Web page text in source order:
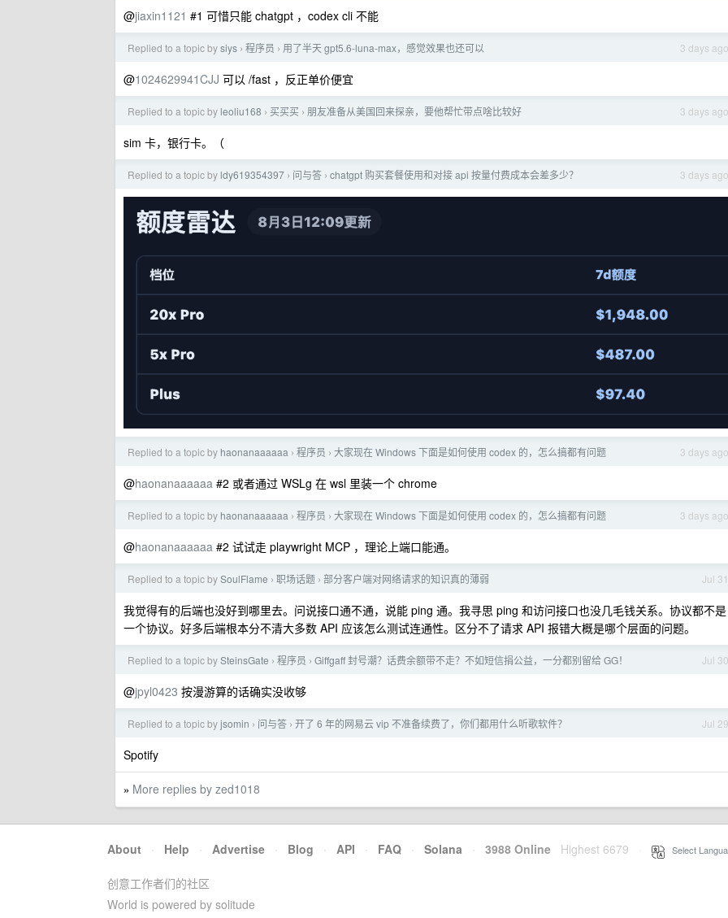
@jiaxin1121 #1 可惜只能 chatgpt ，codex cli 不能
3 days ago
Replied to a topic bysiys › 程序员 › 用了半天 gpt5.6-luna-max，感觉效果也还可以
@1024629941CJJ 可以 /fast ，反正单价便宜
3 days ago
Replied to a topic by leoliu168 › 买买买 › 朋友准备从美国回来探亲，要他帮忙带点啥比较好
sim 卡，银行卡。（
3 days ago
Replied to a topic by ldy619354397 › 问与答 › chatgpt 购买套餐使用和对接 api 按量付费成本会差多少？
3 days ago
Replied to a topic by haonanaaaaaa › 程序员 › 大家现在 Windows 下面是如何使用 codex 的，怎么搞都有问题
@haonanaaaaaa #2 或者通过 WSLg 在 wsl 里装一个 chrome
3 days ago
Replied to a topic by haonanaaaaaa › 程序员 › 大家现在 Windows 下面是如何使用 codex 的，怎么搞都有问题
@haonanaaaaaa #2 试试走 playwright MCP ，理论上端口能通。
Jul 31
Replied to a topic bySoulFlame › 职场话题 › 部分客户端对网络请求的知识真的薄弱
我觉得有的后端也没好到哪里去。问说接口通不通，说能 ping 通。我寻思 ping 和访问接口也没几毛钱关系。协议都不是
一个协议。好多后端根本分不清大多数 API 应该怎么测试连通性。区分不了请求 API 报错大概是哪个层面的问题。
Jul 30
Replied to a topic bySteinsGate › 程序员 › Giffgaff 封号潮？话费余额带不走？不如短信捐公益，一分都别留给 GG！
@jpyl0423 按漫游算的话确实没收够
Jul 29
Replied to a topic byjsomin › 问与答 › 开了 6 年的网易云 vip 不准备续费了，你们都用什么听歌软件？
Spotify
» More replies by zed1018
About · Help · Advertise · Blog · API · FAQ · Solana · 3988 Online Highest 6679 Select
创意工作者们的社区
World is powered by solitude